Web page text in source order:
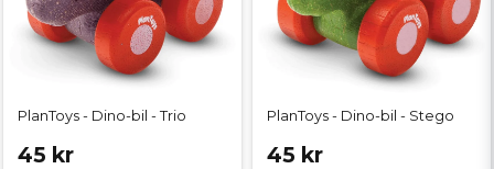
PlanToys - Dino-bil - Trio
45 kr
PlanToys - Dino-bil - Stego
45 kr